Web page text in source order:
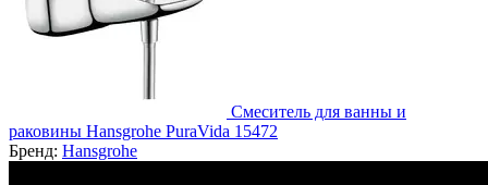
Смеситель для ванны и
раковины Hansgrohe PuraVida 15472
Бренд: Hansgrohe